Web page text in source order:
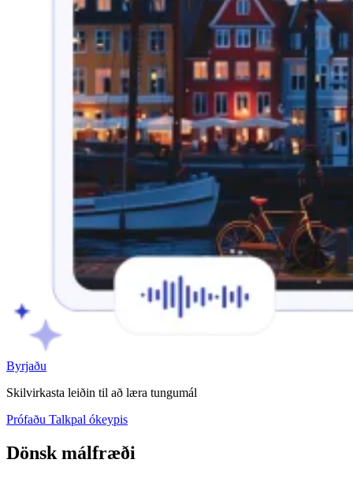
Byrjaðu
Skilvirkasta leiðin til að læra tungumál
Prófaðu Talkpal ókeypis
Dönsk málfræði